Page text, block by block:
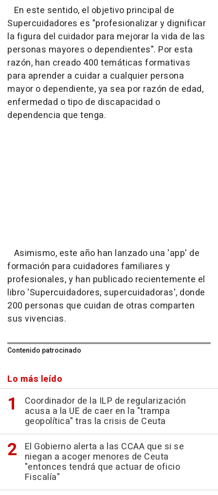
En este sentido, el objetivo principal de
Supercuidadores es "profesionalizar y dignificar
la figura del cuidador para mejorar la vida de las
personas mayores o dependientes". Por esta
razón, han creado 400 temáticas formativas
para aprender a cuidar a cualquier persona
mayor o dependiente, ya sea por razón de edad,
enfermedad o tipo de discapacidad o
dependencia que tenga.
Asimismo, este año han lanzado una 'app' de
formación para cuidadores familiares y
profesionales, y han publicado recientemente el
libro 'Supercuidadores, supercuidadoras', donde
200 personas que cuidan de otras comparten
sus vivencias.
Contenido patrocinado
Lo más leído
Coordinador de la ILP de regularización
acusa a la UE de caer en la "trampa
geopolítica" tras la crisis de Ceuta
El Gobierno alerta a las CCAA que si se
niegan a acoger menores de Ceuta
"entonces tendrá que actuar de oficio
Fiscalía"